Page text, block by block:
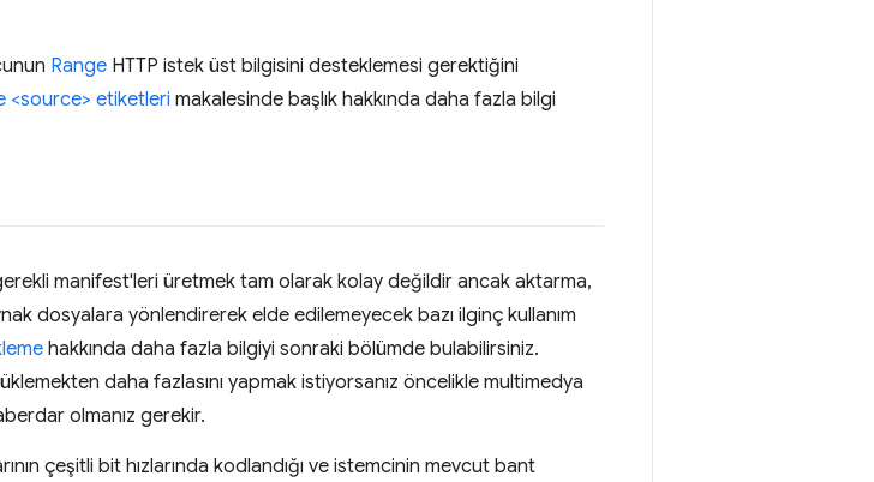
Range HTTP istek üst bilgisini desteklemesi gerektiğini
<source> etiketleri makalesinde başlık hakkında daha fazla bilgi
manifest'leri üretmek tam olarak kolay değildir ancak aktarma,
dosyalara yönlendirerek elde edilemeyecek bazı ilginç kullanım
hakkında daha fazla bilgiyi sonraki bölümde bulabilirsiniz.
daha fazlasını yapmak istiyorsanız öncelikle multimedya
olmanız gerekir.
çeşitli bit hızlarında kodlandığı ve istemcinin mevcut bant